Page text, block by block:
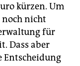
kürzen. Um
noch nicht
für
Dass aber
Entscheidung